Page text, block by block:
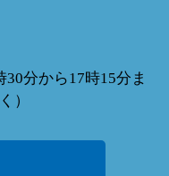
分から17時15分ま
）